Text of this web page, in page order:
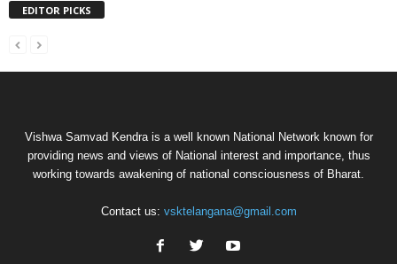
EDITOR PICKS
Vishwa Samvad Kendra is a well known National Network known for
providing news and views of National interest and importance, thus
working towards awakening of national consciousness of Bharat.
Contact us: vsktelangana@gmail.com